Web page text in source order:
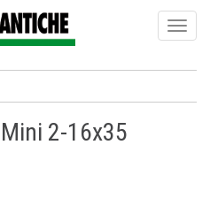
2-16x35